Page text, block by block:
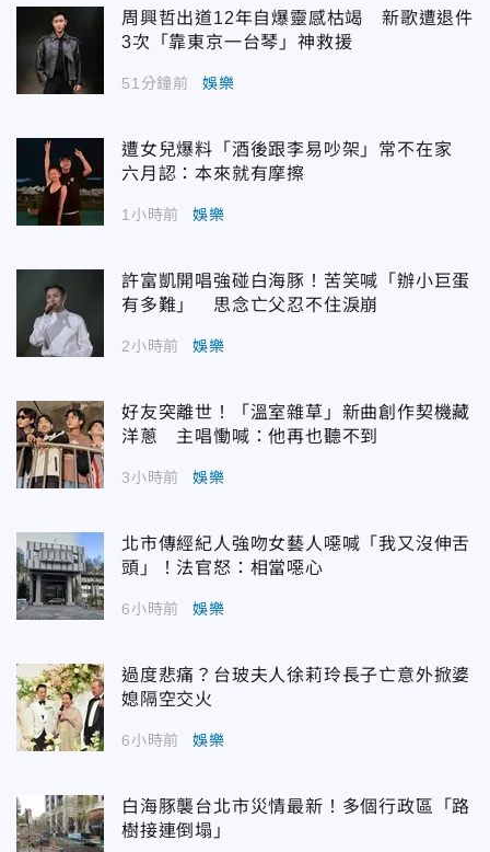
周興哲出道12年自爆靈感枯竭 新歌遭退件
3次「靠東京一台琴」神救援
51分鐘前 娛樂
遭女兒爆料「酒後跟李易吵架」常不在家
六月認：本來就有摩擦
1小時前 娛樂
許富凱開唱強碰白海豚！苦笑喊「辦小巨蛋
有多難」 思念亡父忍不住淚崩
2小時前 娛樂
好友突離世！「溫室雜草」新曲創作契機藏
洋蔥 主唱慟喊：他再也聽不到
3小時前 娛樂
北市傳經紀人強吻女藝人噁喊「我又沒伸舌
頭」！法官怒：相當噁心
6小時前 娛樂
過度悲痛？台玻夫人徐莉玲長子亡意外掀婆
媳隔空交火
6小時前 娛樂
白海豚襲台北市災情最新！多個行政區「路
樹接連倒塌」